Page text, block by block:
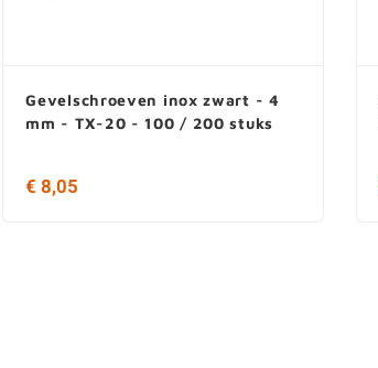
Gevelschroeven inox zwart - 4
mm - TX-20 - 100 / 200 stuks
€ 8,05